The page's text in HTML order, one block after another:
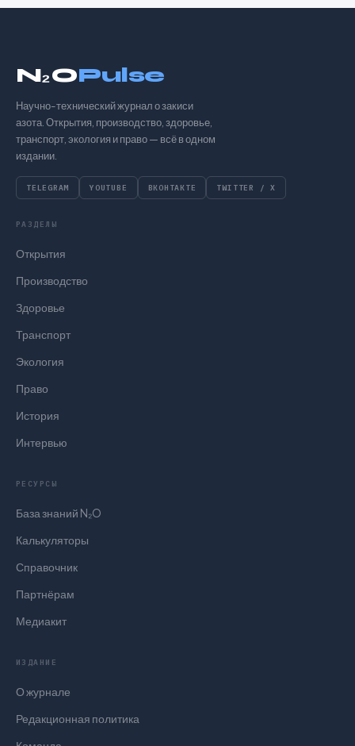
N₂OPulse
Научно-технический журнал о закиси
азота. Открытия, производство, здоровье,
транспорт, экология и право — всё в одном
издании.
TELEGRAM YOUTUBE ВКОНТАКТЕ TWITTER / X
РАЗДЕЛЫ
Открытия
Производство
Здоровье
Транспорт
Экология
Право
История
Интервью
РЕСУРСЫ
База знаний N₂O
Калькуляторы
Справочник
Партнёрам
Медиакит
ИЗДАНИЕ
О журнале
Редакционная политика